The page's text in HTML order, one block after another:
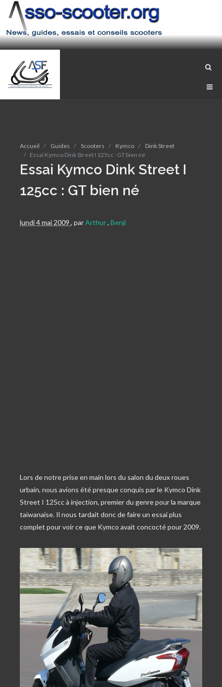
Accueil Guides Scooters Kymco
Dink Street
Essai Kymco Dink Street I 125cc : GT bien né
Essai Kymco Dink Street I
125cc : GT bien né
lundi 4 mai 2009 , parArthur, Benji
Lors de notre prise en main lors du salon du deux roues
urbain, nous avions été presque conquis par le Kymco Dink
Street I 125cc à injection, premier du genre pour la marque
taïwanaise. Il nous tardait donc de faire un essai plus
complet pour voir ce que Kymco avait concocté pour 2009.